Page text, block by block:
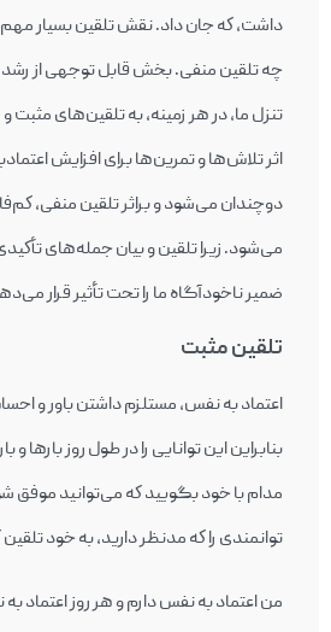
داشت، كه جان داد. نقش تلقين بسيار
چه تلقين منفی. بخش قابل توجهی از رشد
تنزل ما، در هر زمينه، به تلقين‌های مثبت
اثر تلاش‌ها و تمرين‌ها برای افزايش
دوچندان می‌شود و براثر تلقين منفی،
می‌شود. زیرا تلقين و بيان جمله‌های
ضمير ناخودآگاه ما را تحت تأثير قرار
تلقين مثبت
اعتماد به نفس، مستلزم داشتن باور و
بنابراين اين توانايی را در طول روز بارها و
مدام با خود بگویيد كه می‌توانيد موفق
توانمندی را كه مدنظر داريد، به خود تلقين
من اعتماد به نفس دارم و هر روز اعتماد